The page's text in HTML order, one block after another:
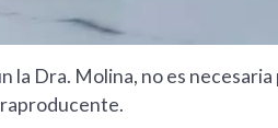
la Dra. Molina, no es necesaria